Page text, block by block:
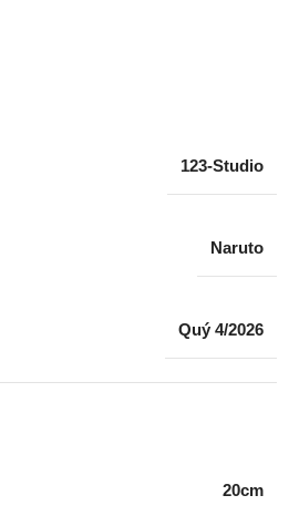
123-Studio
Naruto
Quý 4/2026
20cm